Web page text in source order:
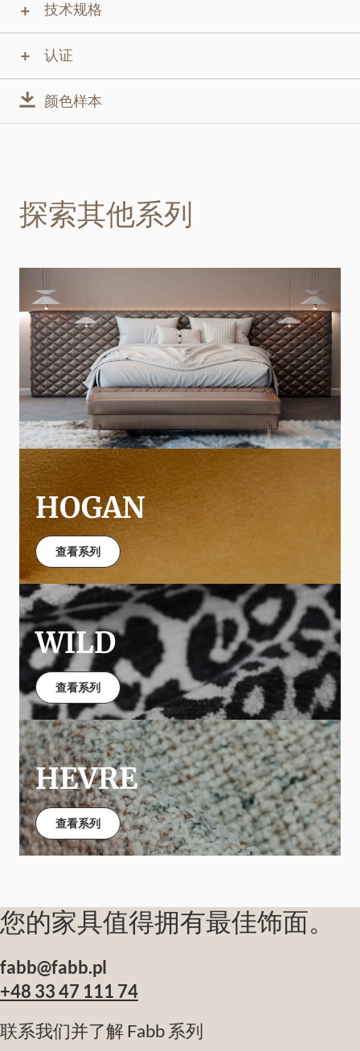
技术规格
认证
颜色样本
探索其他系列
HOGAN
查看系列
WILD
查看系列
HEVRE
查看系列
您的家具值得拥有最佳饰面。
fabb@fabb.pl
+48 33 47 111 74
联系我们并了解 Fabb 系列